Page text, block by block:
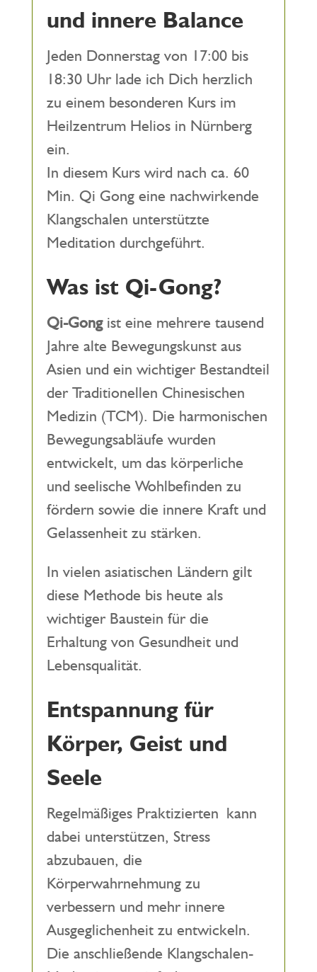
und innere Balance
Jeden Donnerstag von 17:00 bis
18:30 Uhr lade ich Dich herzlich
zu einem besonderen Kurs im
Heilzentrum Helios in Nürnberg
ein.
In diesem Kurs wird nach ca. 60
Min. Qi Gong eine nachwirkende
Klangschalen unterstützte
Meditation durchgeführt.
Was ist Qi-Gong?
Qi-Gongist eine mehrere tausend
Jahre alte Bewegungskunst aus
Asien und ein wichtiger Bestandteil
der Traditionellen Chinesischen
Medizin (TCM). Die harmonischen
Bewegungsabläufe wurden
entwickelt, um das körperliche
und seelische Wohlbefinden zu
fördern sowie die innere Kraft und
Gelassenheit zu stärken.
In vielen asiatischen Ländern gilt
diese Methode bis heute als
wichtiger Baustein für die
Erhaltung von Gesundheit und
Lebensqualität.
Entspannung für
Körper, Geist und
Seele
Regelmäßiges Praktizierten kann
dabei unterstützen, Stress
abzubauen, die
Körperwahrnehmung zu
verbessern und mehr innere
Ausgeglichenheit zu entwickeln.
Die anschließende Klangschalen-